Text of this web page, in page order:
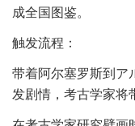
成全国图鉴。
触发流程：
带着阿尔塞罗斯到ア
发剧情，考古学家将